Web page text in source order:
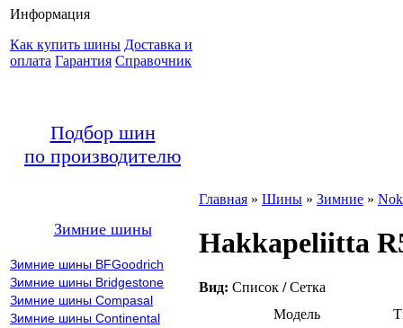
Информация
Как купить шины Доставка и
оплата Гарантия Справочник
Подбор шин
по производителю
Зимние шины
Зимние шины BFGoodrich
Зимние шины Bridgestone
Зимние шины Compasal
Зимние шины Continental
Главная » Шины » Зимние »
Hakkapeliitta
Вид: Список / Сетка
Модель